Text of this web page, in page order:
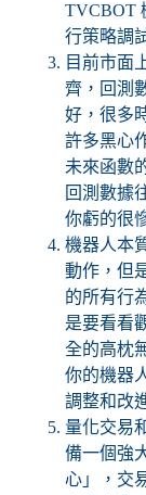
TVCBOT
行策略調
目前市面
齊，回測
好，很多
許多黑心
未來函數
回測數據
你虧的很
機器人本
動作，但
的所有行
是要看看
全的高枕
你的機器
調整和改
量化交易
備一個強
心」，交